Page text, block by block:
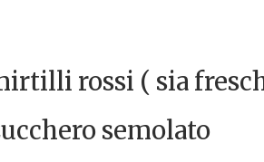
rossi ( sia
semolato